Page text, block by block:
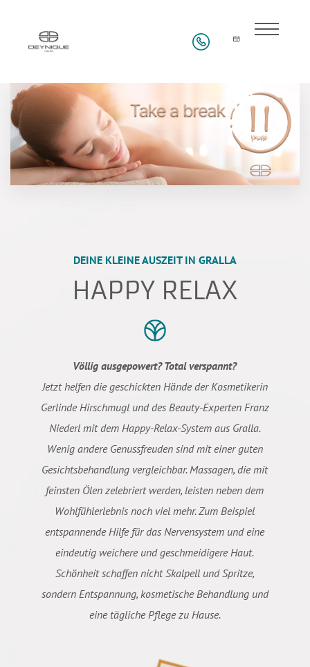
DEINE KLEINE AUSZEIT IN GRALLA
HAPPY RELAX
Völlig ausgepowert? Total verspannt?
Jetzt helfen die geschickten Hände der Kosmetikerin
Gerlinde Hirschmugl und des Beauty-Experten Franz
Niederl mit dem Happy-Relax-System aus Gralla.
Wenig andere Genussfreuden sind mit einer guten
Gesichtsbehandlung vergleichbar. Massagen, die mit
feinsten Ölen zelebriert werden, leisten neben dem
Wohlfühlerlebnis noch viel mehr. Zum Beispiel
entspannende Hilfe für das Nervensystem und eine
eindeutig weichere und geschmeidigere Haut.
Schönheit schaffen nicht Skalpell und Spritze,
sondern Entspannung, kosmetische Behandlung und
eine tägliche Pflege zu Hause.